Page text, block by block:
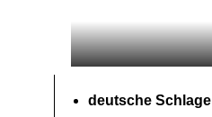
deutsche